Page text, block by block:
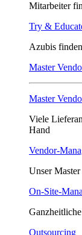
Mitarbeiter
Try &
Azubis
Master
Master
Viele
Hand
Vendor-
Unser
On-Site-
Outsourcing